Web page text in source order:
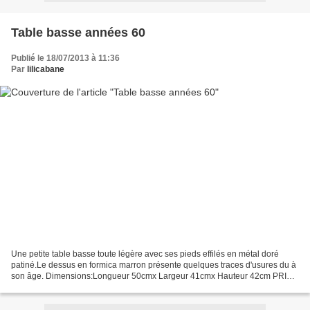
Table basse années 60
Publié le 18/07/2013 à 11:36
Par lilicabane
Une petite table basse toute légère avec ses pieds effilés en métal doré
patiné.Le dessus en formica marron présente quelques traces d'usures du à
son âge. Dimensions:Longueur 50cmx Largeur 41cmx Hauteur 42cm PRIX: